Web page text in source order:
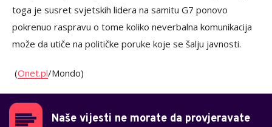
toga je susret svjetskih lidera na samitu G7 ponovo
pokrenuo raspravu o tome koliko neverbalna komunikacija
može da utiče na političke poruke koje se šalju javnosti.
(Onet.pl/Mondo)
Naše vijesti ne morate da provjeravate